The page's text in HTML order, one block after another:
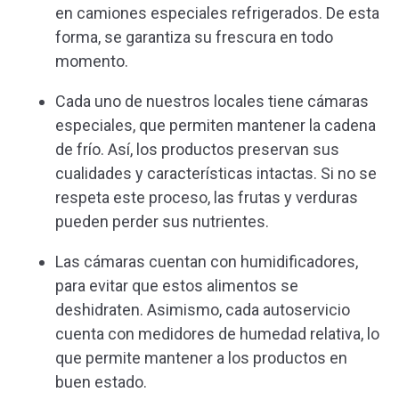
en camiones especiales refrigerados. De esta
forma, se garantiza su frescura en todo
momento.
Cada uno de nuestros locales tiene cámaras
especiales, que permiten mantener la cadena
de frío. Así, los productos preservan sus
cualidades y características intactas. Si no se
respeta este proceso, las frutas y verduras
pueden perder sus nutrientes.
Las cámaras cuentan con humidificadores,
para evitar que estos alimentos se
deshidraten. Asimismo, cada autoservicio
cuenta con medidores de humedad relativa, lo
que permite mantener a los productos en
buen estado.